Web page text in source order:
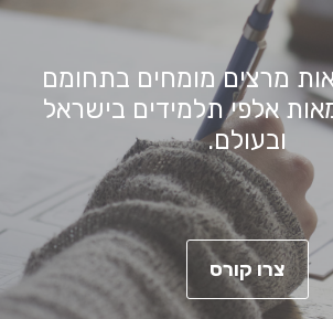
מרצים מומחים בתחומם
אלפי תלמידים בישראל
ובעולם.
צרו קורס